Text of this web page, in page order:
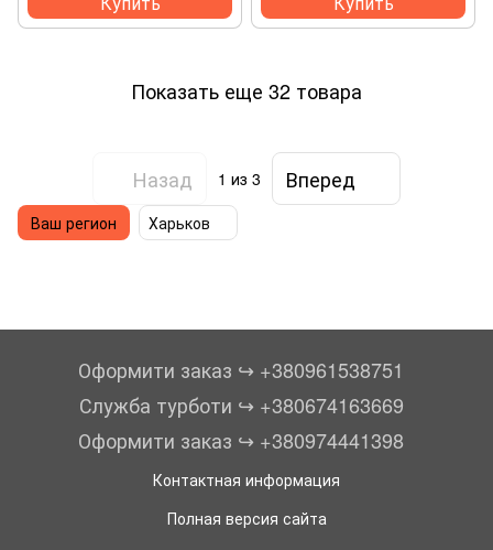
Показать еще 32 товара
Назад 1 из 3 Вперед
Ваш регион Харьков
Оформити заказ ↪︎ +380961538751
Служба турботи ↪︎ +380674163669
Оформити заказ ↪︎ +380974441398
Контактная информация
Полная версия сайта